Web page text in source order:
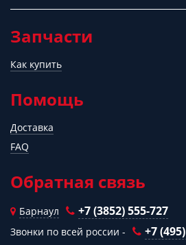
Запчасти
Как купить
Помощь
Доставка
FAQ
Обратная связь
Барнаул +7 (3852) 555-727
Звонки по всей россии - +7